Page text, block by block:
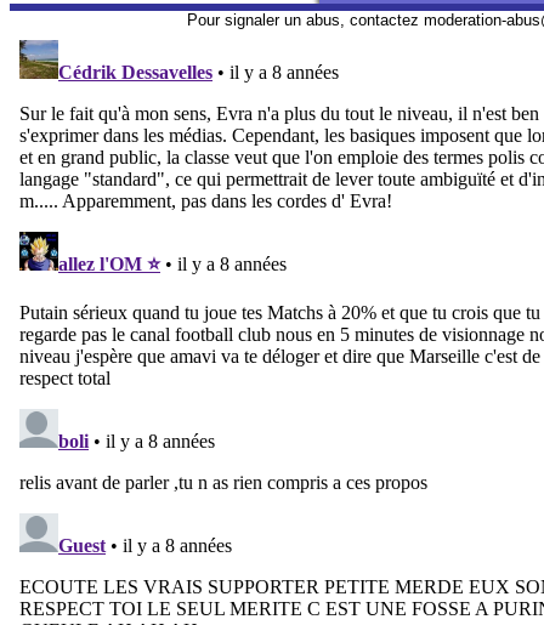
Pour signaler un abus, contactez moderation-